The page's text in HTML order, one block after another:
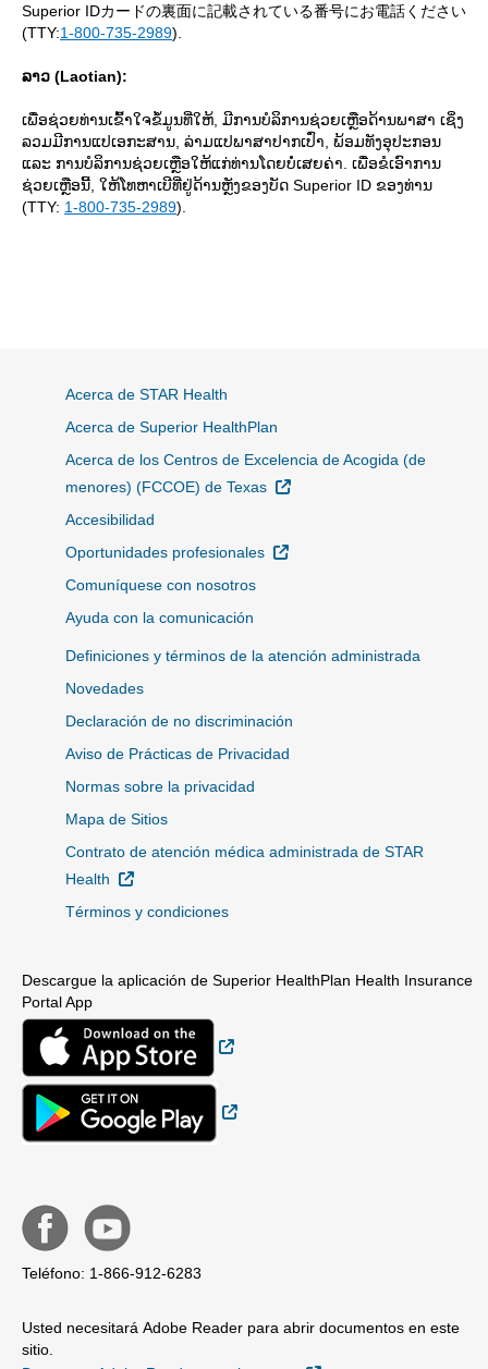
Superior IDカードの裏面に記載されている番号にお電話ください
(TTY:1-800-735-2989).
ລາວ (Laotian):
ເພື່ອຊ່ວຍທ່ານເຂົ້າໃຈຂໍ້ມູນທີ່ໃຫ້, ມີການບໍລິການຊ່ວຍເຫຼືອດ້ານພາສາ ເຊິ່ງ
ລວມມີການແປເອກະສານ, ລ່າມແປພາສາປາກເປົ່າ, ພ້ອມທັງອຸປະກອນ
ແລະ ການບໍລິການຊ່ວຍເຫຼືອໃຫ້ແກ່ທ່ານໂດຍບໍ່ເສຍຄ່າ. ເພື່ອຂໍເອົາການ
ຊ່ວຍເຫຼືອນີ້, ໃຫ້ໂທຫາເບີທີ່ຢູ່ດ້ານຫຼັງຂອງບັດ Superior ID ຂອງທ່ານ
(TTY: 1-800-735-2989).
Acerca de STAR Health
Acerca de Superior HealthPlan
Acerca de los Centros de Excelencia de Acogida (de
menores) (FCCOE) de Texas
Sitio Externo
Accesibilidad
Oportunidades profesionales
Sitio Externo
Comuníquese con nosotros
Ayuda con la comunicación
Definiciones y términos de la atención administrada
Novedades
Declaración de no discriminación
Aviso de Prácticas de Privacidad
Normas sobre la privacidad
Mapa de Sitios
Contrato de atención médica administrada de STAR
Health
Sitio Externo
Términos y condiciones
Descargue la aplicación de Superior HealthPlan Health Insurance
Portal App
Teléfono: 1-866-912-6283
Usted necesitará Adobe Reader para abrir documentos en este
sitio.